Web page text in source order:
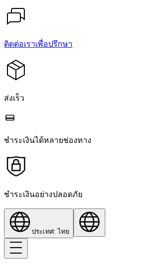
ติดต่อเราเพื่อปรึกษา
ส่งเร็ว
ชำระเงินได้หลายช่องทาง
ชำระเงินอย่างปลอดภัย
ประเทศ: ไทย